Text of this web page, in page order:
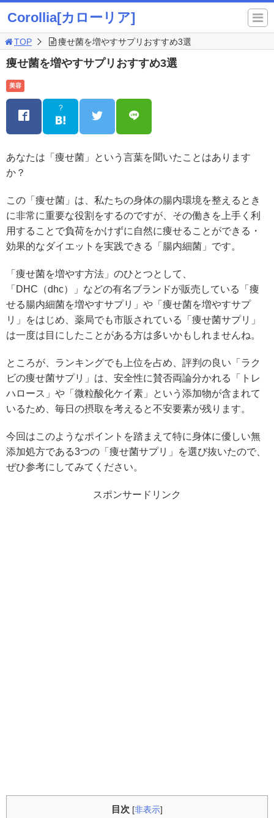
Corollia[カローリア]
TOP 痩せ菌を増やすサプリおすすめ3選
痩せ菌を増やすサプリおすすめ3選
美容
?
あなたは「痩せ菌」という言葉を聞いたことはあります
か？
この「痩せ菌」は、私たちの身体の腸内環境を整えるとき
に非常に重要な役割をするのですが、その働きを上手く利
用することで負荷をかけずに自然に痩せることができる・
効果的なダイエットを実践できる「腸内細菌」です。
「痩せ菌を増やす方法」のひとつとして、
「DHC（dhc）」などの有名ブランドが販売している「痩
せる腸内細菌を増やすサプリ」や「痩せ菌を増やすサプ
リ」をはじめ、薬局でも市販されている「痩せ菌サプリ」
は一度は目にしたことがある方は多いかもしれませんね。
ところが、ランキングでも上位を占め、評判の良い「ラク
ビの痩せ菌サプリ」は、安全性に賛否両論分かれる「トレ
ハロース」や「微粒酸化ケイ素」という添加物が含まれて
いるため、毎日の摂取を考えると不安要素が残ります。
今回はこのようなポイントを踏まえて特に身体に優しい無
添加処方である3つの「痩せ菌サプリ」を選び抜いたので、
ぜひ参考にしてみてください。
スポンサードリンク
目次 [非表示]